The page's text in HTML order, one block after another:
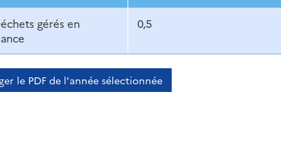
gérés en
0,5
le PDF de l'année sélectionnée